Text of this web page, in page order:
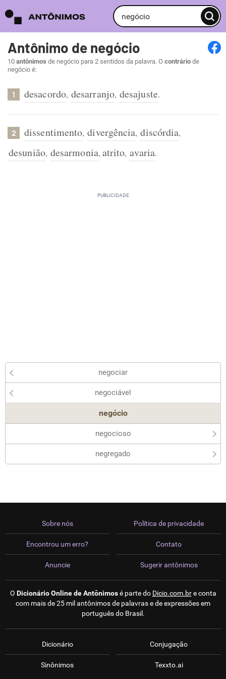
Antônimo de negócio
10 antônimos de negócio para 2 sentidos da palavra. O contrário de
negócio é:
1 desacordo, desarranjo, desajuste.
2 dissentimento, divergência, discórdia,
desunião, desarmonia, atrito, avaria.
negociar
negociável
negócio
negocioso
negregado
Sobre nós
Encontrou um erro?
Anuncie
Política de privacidade
Contato
Sugerir antônimos
O Dicionário Online de Antônimosé parte do Dicio.com.bre conta
com mais de 25 mil antônimos de palavras e de expressões em
português do Brasil.
Dicionário
Sinônimos
Conjugação
Texxto.ai